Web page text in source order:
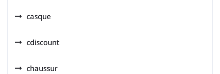
casque
cdiscount
chaussur